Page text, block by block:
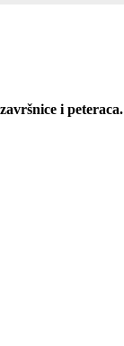
i peteraca.